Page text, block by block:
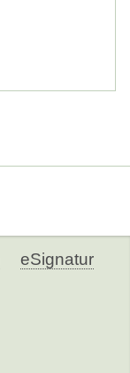
eSignatur